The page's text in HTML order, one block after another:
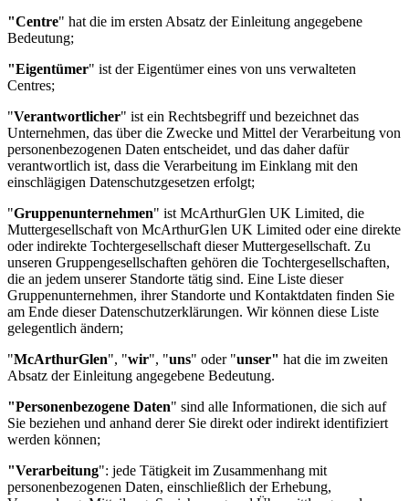
"Centre" hat die im ersten Absatz der Einleitung angegebene
Bedeutung;
"Eigentümer" ist der Eigentümer eines von uns verwalteten
Centres;
"Verantwortlicher" ist ein Rechtsbegriff und bezeichnet das
Unternehmen, das über die Zwecke und Mittel der Verarbeitung von
personenbezogenen Daten entscheidet, und das daher dafür
verantwortlich ist, dass die Verarbeitung im Einklang mit den
einschlägigen Datenschutzgesetzen erfolgt;
"Gruppenunternehmen" ist McArthurGlen UK Limited, die
Muttergesellschaft von McArthurGlen UK Limited oder eine direkte
oder indirekte Tochtergesellschaft dieser Muttergesellschaft. Zu
unseren Gruppengesellschaften gehören die Tochtergesellschaften,
die an jedem unserer Standorte tätig sind. Eine Liste dieser
Gruppenunternehmen, ihrer Standorte und Kontaktdaten finden Sie
am Ende dieser Datenschutzerklärungen. Wir können diese Liste
gelegentlich ändern;
"McArthurGlen", "wir", "uns" oder "unser" hat die im zweiten
Absatz der Einleitung angegebene Bedeutung.
"Personenbezogene Daten" sind alle Informationen, die sich auf
Sie beziehen und anhand derer Sie direkt oder indirekt identifiziert
werden können;
"Verarbeitung": jede Tätigkeit im Zusammenhang mit
personenbezogenen Daten, einschließlich der Erhebung,